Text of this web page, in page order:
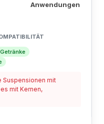
Anwendungen
Suspensionen mit
mit Kernen,